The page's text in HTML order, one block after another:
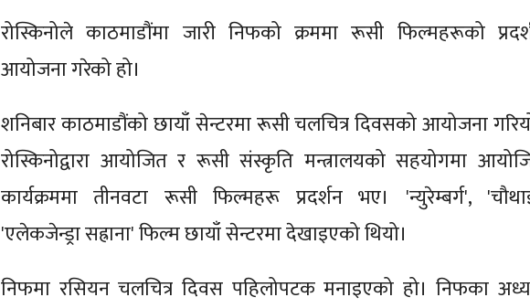
रोस्किनोले काठमाडौंमा जारी निफको क्रममा रूसी फिल्महरूको
आयोजना गरेको हो।
शनिबार काठमाडौंको छायाँ सेन्टरमा रूसी चलचित्र दिवसको आयोजना
रोस्किनोद्वारा आयोजित र रूसी संस्कृति मन्त्रालयको सहयोगमा
कार्यक्रममा तीनवटा रूसी फिल्महरू प्रदर्शन भए। 'न्युरेम्बर्ग',
'एलेकजेन्ड्रा सह्राना' फिल्म छायाँ सेन्टरमा देखाइएको थियो।
निफमा रसियन चलचित्र दिवस पहिलोपटक मनाइएको हो। निफका